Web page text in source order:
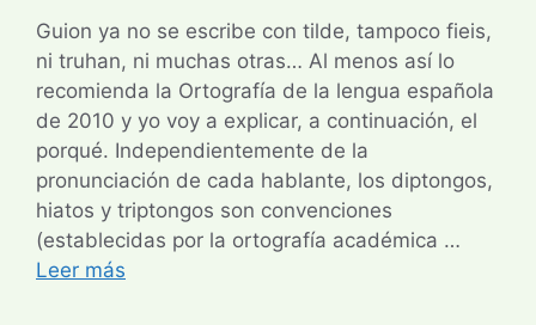
Guion ya no se escribe con tilde, tampoco fieis,
ni truhan, ni muchas otras… Al menos así lo
recomienda la Ortografía de la lengua española
de 2010 y yo voy a explicar, a continuación, el
porqué. Independientemente de la
pronunciación de cada hablante, los diptongos,
hiatos y triptongos son convenciones
(establecidas por la ortografía académica …
Leer más